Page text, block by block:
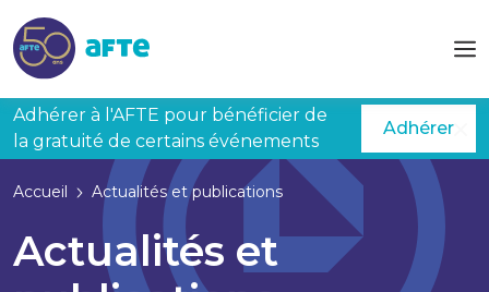
Adhérer à l'AFTE pour bénéficier de
la gratuité de certains événements
Adhérer
Accueil Actualités et publications
Actualités et